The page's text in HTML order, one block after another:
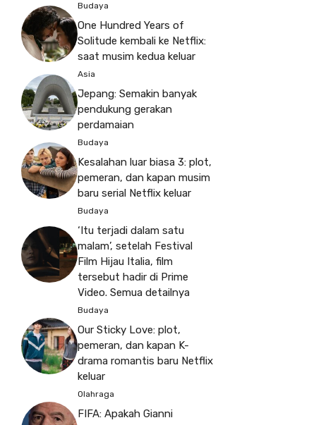
Budaya
One Hundred Years of
Solitude kembali ke Netflix:
saat musim kedua keluar
Asia
Jepang: Semakin banyak
pendukung gerakan
perdamaian
Budaya
Kesalahan luar biasa 3: plot,
pemeran, dan kapan musim
baru serial Netflix keluar
Budaya
‘Itu terjadi dalam satu
malam’, setelah Festival
Film Hijau Italia, film
tersebut hadir di Prime
Video. Semua detailnya
Budaya
Our Sticky Love: plot,
pemeran, dan kapan K-
drama romantis baru Netflix
keluar
Olahraga
FIFA: Apakah Gianni